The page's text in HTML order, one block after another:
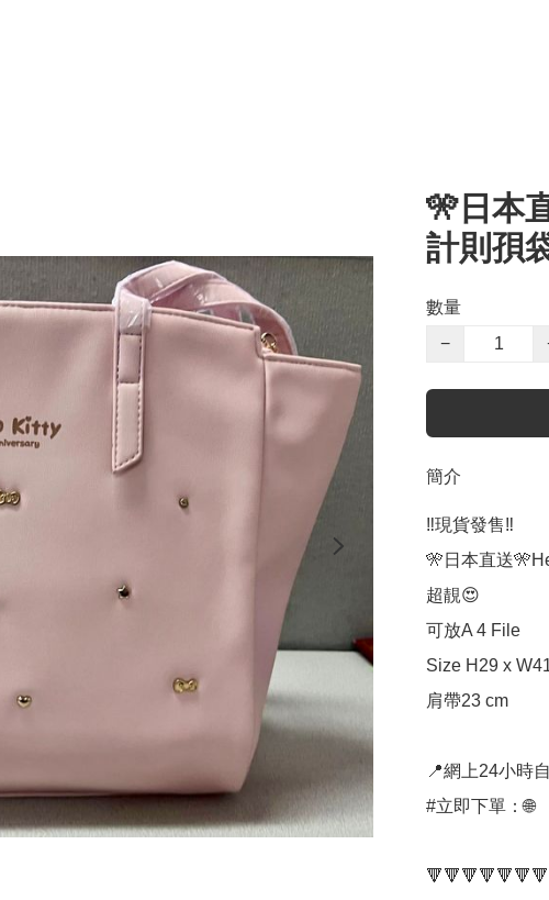
🎌日本
計則孭
數量
−
簡介
‼️現貨發售‼️
🎌日本直送
超靚😍
可放A 4 File
Size H29 x
肩帶23 cm
📍網上24小時自
#立即下單：🌐